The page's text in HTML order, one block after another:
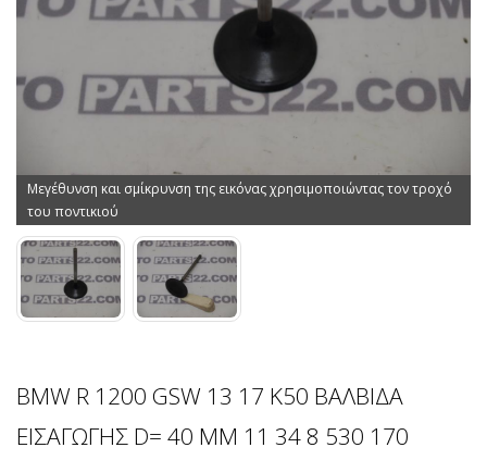
Μεγέθυνση και σμίκρυνση της εικόνας χρησιμοποιώντας τον τροχό
του ποντικιού
BMW R 1200 GSW 13 17 K50 ΒΑΛΒΙΔΑ
ΕΙΣΑΓΩΓΗΣ D= 40 MM 11 34 8 530 170